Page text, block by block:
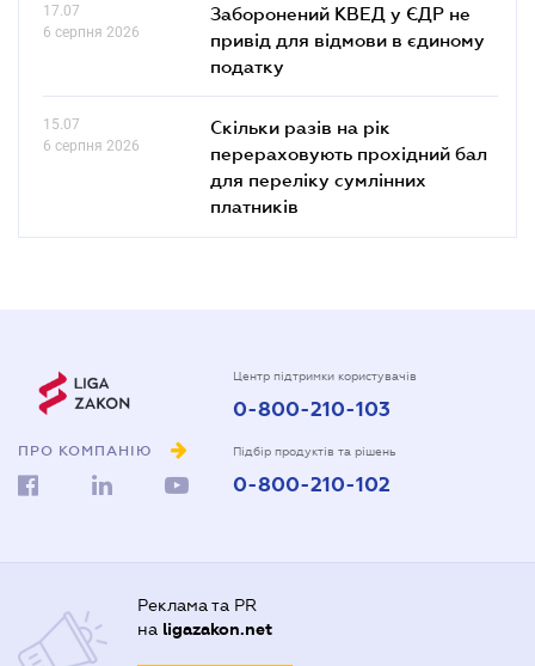
17.07
6 серпня 2026
Заборонений КВЕД у ЄДР не
привід для відмови в єдиному
податку
15.07
6 серпня 2026
Скільки разів на рік
перераховують прохідний бал
для переліку сумлінних
платників
ПРО КОМПАНІЮ
Центр підтримки користувачів
0-800-210-103
Підбір продуктів та рішень
0-800-210-102
Реклама та PR
на ligazakon.net